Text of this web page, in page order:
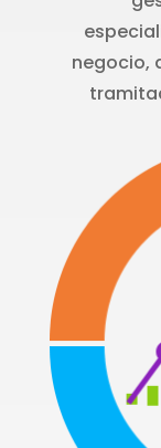
negocio,